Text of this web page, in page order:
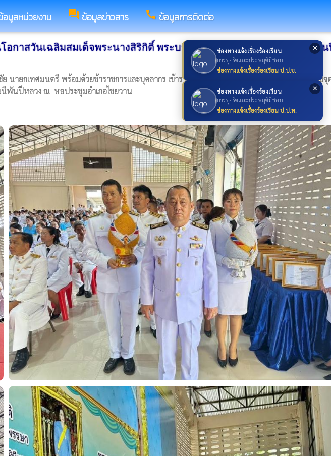
✕
ช่องทางแจ้งเรื่องร้องเรียน
การทุจริตและประพฤติมิชอบ
ช่องทางแจ้งเรื่องร้องเรียน ป.ป.ช.
✕
ช่องทางแจ้งเรื่องร้องเรียน
การทุจริตและประพฤติมิชอบ
ช่องทางแจ้งเรื่องร้องเรียน ป.ป.ท.
อมูลหน่วยงาน forumข้อมูลข่าวสาร callข้อมูลการติดต่อ
กาสวันเฉลิมสมเด็จพระนางสิริกิติ์ พระบรมราชินีนาถ พระบรมราชชนนีพั
ายกเทศมนตรี พร้อมด้วยข้าราชการและบุคลากร เข้าร่วมพิธีถวายราชสักการะ วางพานพุ่ม และพิธีจุ
นีพันปีหลวง ณ หอประชุมอำเภอไชยวาน